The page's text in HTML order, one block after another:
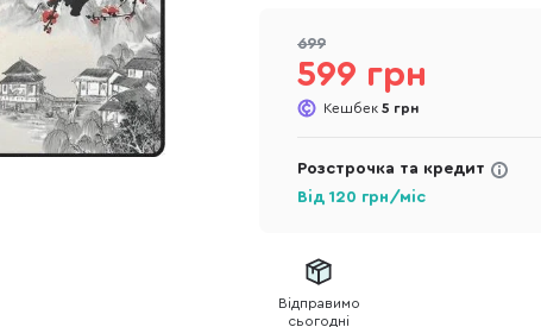
699
599 грн
Кешбек 5 грн
Розстрочка та кредит
Від 120 грн/міс
Відправимо
сьогодні